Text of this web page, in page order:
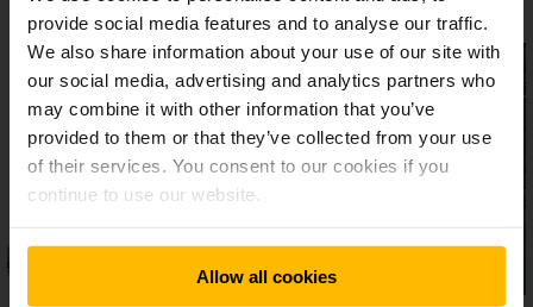
provide social media features and to analyse our traffic.
We also share information about your use of our site with
our social media, advertising and analytics partners who
may combine it with other information that you’ve
provided to them or that they’ve collected from your use
of their services. You consent to our cookies if you
continue to use our website.
Allow all cookies